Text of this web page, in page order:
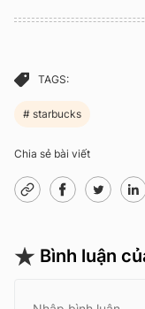
TAGS:
starbucks
Chia sẻ bài viết
Bình luận